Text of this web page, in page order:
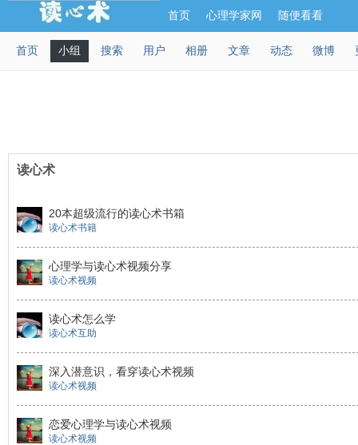
首页 心理学家网 随便看看
首页 小组 搜索 用户 相册 文章 动态 微博
读心术
20本超级流行的读心术书箱
读心术书籍
心理学与读心术视频分享
读心术视频
读心术怎么学
读心术互助
深入潜意识，看穿读心术视频
读心术视频
恋爱心理学与读心术视频
读心术视频